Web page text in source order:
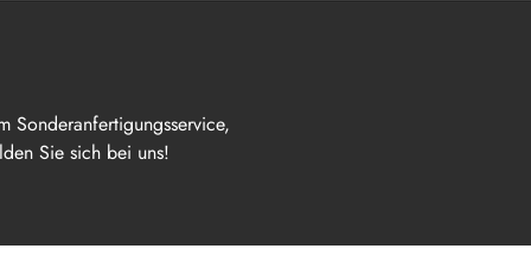
Sonderanfertigungsservice,
Sie sich bei uns!